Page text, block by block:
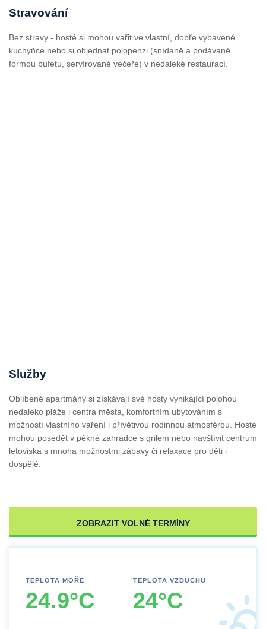
Stravování
Bez stravy - hosté si mohou vařit ve vlastní, dobře vybavené
kuchyňce nebo si objednat polopenzi (snídaně a podávané
formou bufetu, servírované večeře) v nedaleké restaurací.
Služby
Oblíbené apartmány si získávají své hosty vynikající polohou
nedaleko pláže i centra města, komfortním ubytováním s
možností vlastního vaření i přívětivou rodinnou atmosférou. Hosté
mohou posedět v pěkné zahrádce s grilem nebo navštívit centrum
letoviska s mnoha možnostmi zábavy či relaxace pro děti i
dospělé.
ZOBRAZIT VOLNÉ TERMÍNY
TEPLOTA MOŘE
24.9°C
TEPLOTA VZDUCHU
24°C